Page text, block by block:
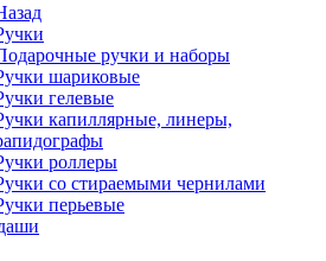
ручки и наборы
шариковые
гелевые
капиллярные, линеры,
роллеры
со стираемыми чернилами
перьевые